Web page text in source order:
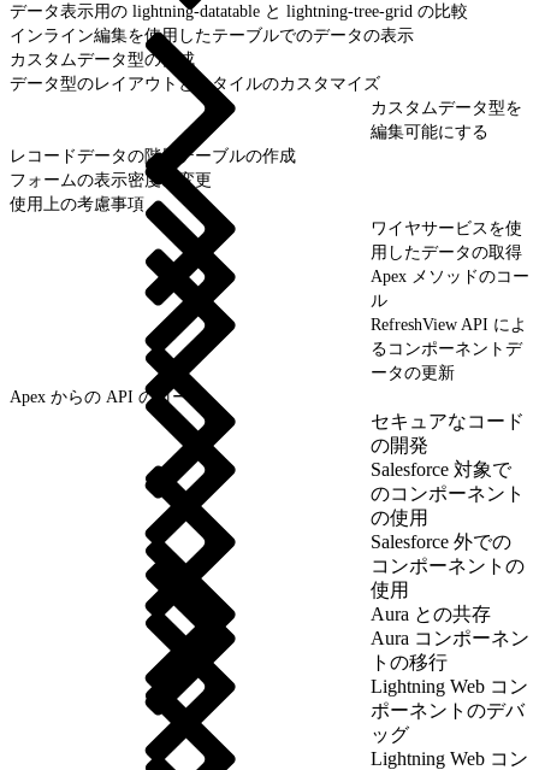
データ表示用の lightning-datatable と lightning-tree-grid の比較
インライン編集を使用したテーブルでのデータの表示
カスタムデータ型の作成
データ型のレイアウトとスタイルのカスタマイズ
カスタムデータ型を
編集可能にする
レコードデータの階層テーブルの作成
フォームの表示密度の変更
使用上の考慮事項
ワイヤサービスを使
用したデータの取得
Apex メソッドのコー
ル
RefreshView API によ
るコンポーネントデ
ータの更新
Apex からの API のコール
セキュアなコード
の開発
Salesforce 対象で
のコンポーネント
の使用
Salesforce 外での
コンポーネントの
使用
Aura との共存
Aura コンポーネン
トの移行
Lightning Web コン
ポーネントのデバ
ッグ
Lightning Web コン